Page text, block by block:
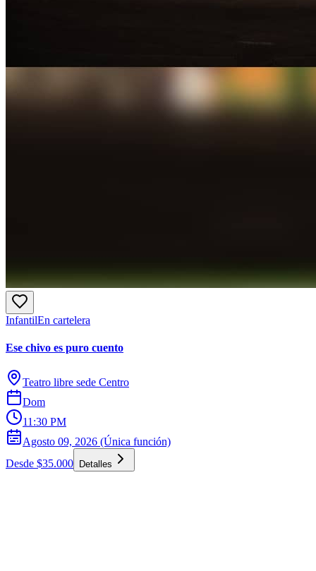
InfantilEn cartelera
Ese chivo es puro cuento
Teatro libre sede Centro
Dom
11:30 PM
Agosto 09, 2026 (Única función)
Desde $35.000
Detalles